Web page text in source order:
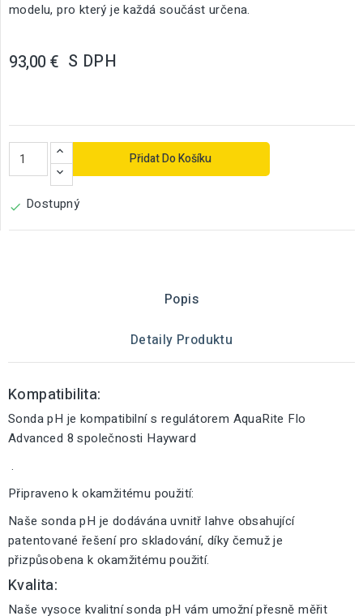
modelu, pro který je každá součást určena.
93,00 € S DPH
Přidat Do Košíku
 Dostupný
Popis
Detaily Produktu
Kompatibilita:
Sonda pH je kompatibilní s regulátorem AquaRite Flo
Advanced 8 společnosti Hayward
.
Připraveno k okamžitému použití:
Naše sonda pH je dodávána uvnitř lahve obsahující
patentované řešení pro skladování, díky čemuž je
přizpůsobena k okamžitému použití.
Kvalita:
Naše vysoce kvalitní sonda pH vám umožní přesně měřit